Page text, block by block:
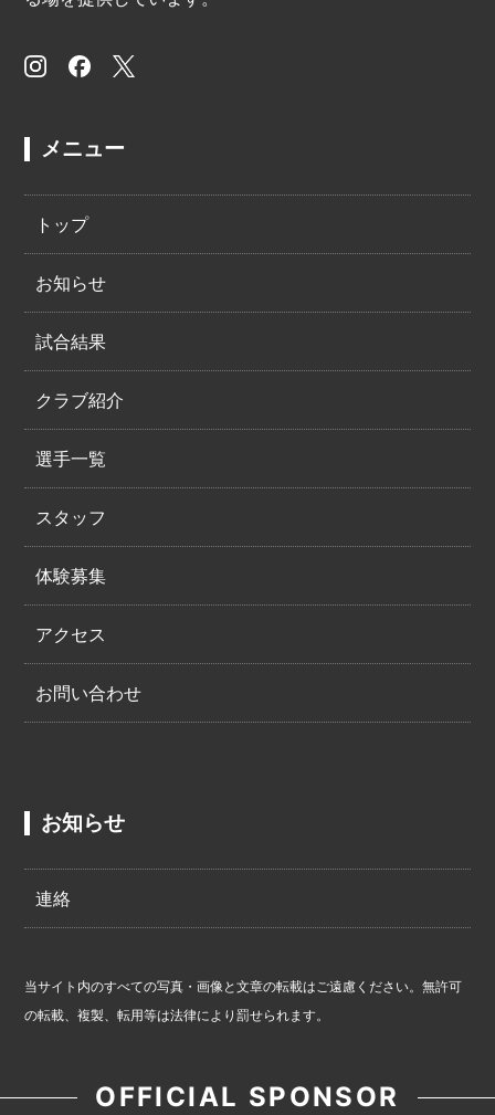
メニュー
トップ
お知らせ
試合結果
クラブ紹介
選手一覧
スタッフ
体験募集
アクセス
お問い合わせ
お知らせ
連絡
当サイト内のすべての写真・画像と文章の転載はご遠慮ください。無許可
の転載、複製、転用等は法律により罰せられます。
OFFICIAL SPONSOR